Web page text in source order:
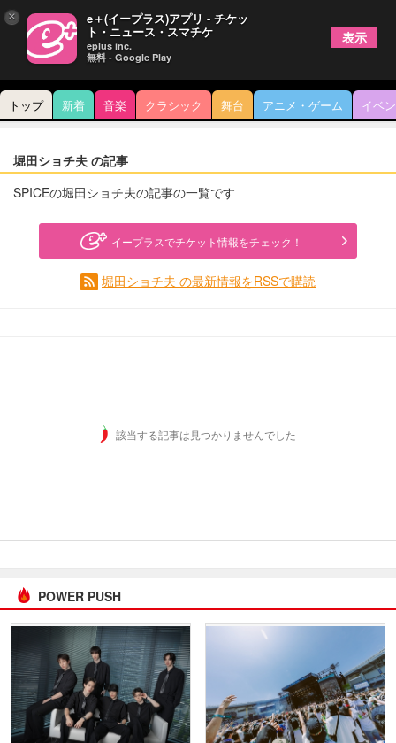
トップ 新着 音楽 クラシック 舞台 アニメ・ゲーム イベ
堀田ショチ夫 の記事
SPICEの堀田ショチ夫の記事の一覧です
イープラスでチケット情報をチェック！
堀田ショチ夫 の最新情報をRSSで購読
該当する記事は見つかりませんでした
POWER PUSH
× e＋(イープラス)アプリ - チケッ
ト・ニュース・スマチケ
eplus inc.
無料 - Google Play
表示